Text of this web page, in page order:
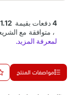
مواصفات المنتج